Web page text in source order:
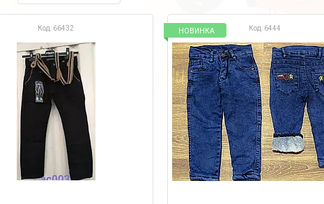
66432 6444
НОВИНКА